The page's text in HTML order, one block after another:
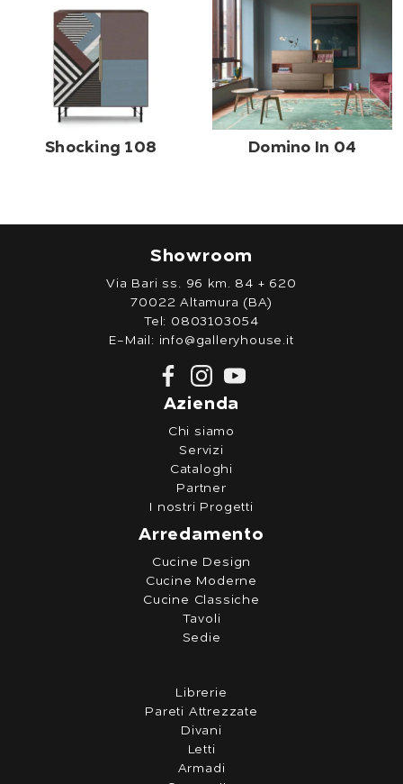
Shocking 108 Domino In 04
Showroom
Via Bari ss. 96 km. 84 + 620
70022 Altamura (BA)
Tel: 0803103054
E-Mail: info@galleryhouse.it
Azienda
Chi siamo
Servizi
Cataloghi
Partner
I nostri Progetti
Arredamento
Cucine Design
Cucine Moderne
Cucine Classiche
Tavoli
Sedie
Librerie
Pareti Attrezzate
Divani
Letti
Armadi